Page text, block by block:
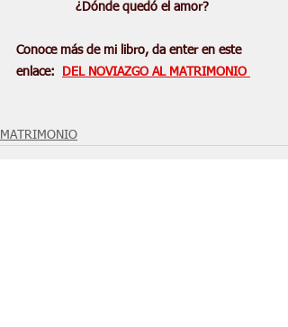
¿Dónde quedó el amor?
Conoce más de mi libro, da enter en este
enlace:
DEL NOVIAZGO AL MATRIMONIO
MATRIMONIO